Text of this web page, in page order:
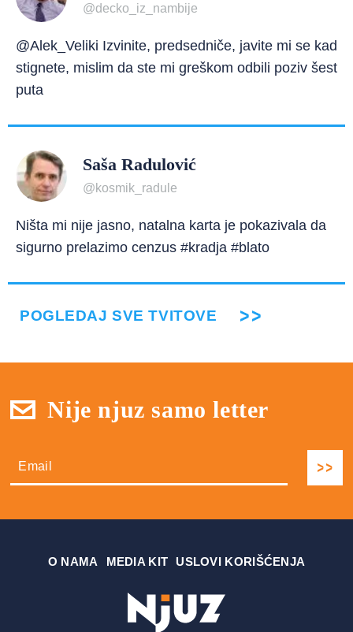
@decko_iz_nambije
@Alek_Veliki Izvinite, predsedniče, javite mi se kad
stignete, mislim da ste mi greškom odbili poziv šest
puta
Saša Radulović
@kosmik_radule
Ništa mi nije jasno, natalna karta je pokazivala da
sigurno prelazimo cenzus #kradja #blato
POGLEDAJ SVE TVITOVE
Nije njuz samo letter
О NAMA MEDIA KIT USLOVI KORIŠĆENJA